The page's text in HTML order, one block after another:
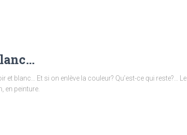
blanc… Et si on enlève la couleur? Qu’est-ce qui reste?… Le
en peinture.